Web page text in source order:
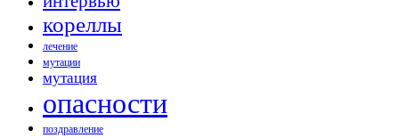
кореллы
лечение
мутации
мутация
опасности
поздравление